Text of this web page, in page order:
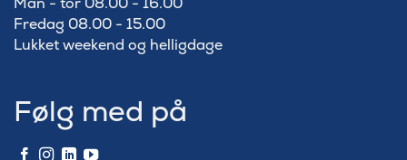
Fredag 08.00 - 15.00
Lukket weekend og helligdage
Følg med på